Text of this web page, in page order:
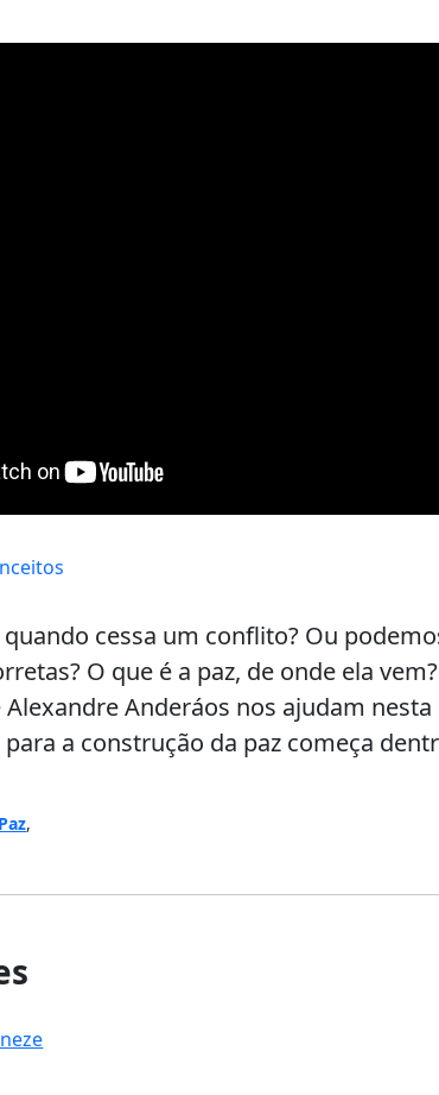
quando cessa um conflito? Ou
O que é a paz, de onde ela
Alexandre Anderáos nos ajudam
a construção da paz começa
Paz,